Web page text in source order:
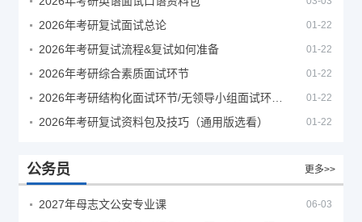
2026年考研复试面试总论 01-22
2026年考研复试流程&复试如何准备 01-22
2026年考研综合素质面试环节 01-22
01-22
2026年考研复试资料包及技巧（通用版选看） 01-22
公务员 更多>>
2027年母志文公安专业课 06-03